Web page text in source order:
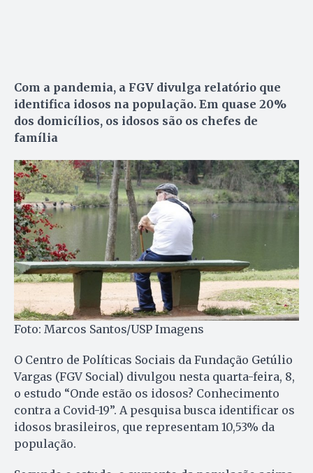
Com a pandemia, a FGV divulga relatório que
identifica idosos na população. Em quase 20%
dos domicílios, os idosos são os chefes de
família
Foto: Marcos Santos/USP Imagens
O Centro de Políticas Sociais da Fundação Getúlio
Vargas (FGV Social) divulgou nesta quarta-feira, 8,
o estudo “Onde estão os idosos? Conhecimento
contra a Covid-19”. A pesquisa busca identificar os
idosos brasileiros, que representam 10,53% da
população.